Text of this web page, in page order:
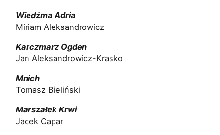
Wiedźma Adria
Miriam Aleksandrowicz
Karczmarz Ogden
Jan Aleksandrowicz-Krasko
Mnich
Tomasz Bieliński
Marszałek Krwi
Jacek Capar